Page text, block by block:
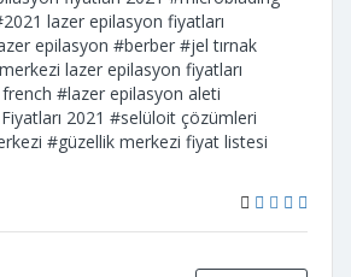
lazer epilasyon fiyatları
epilasyon #berber #jel tırnak
lazer epilasyon fiyatları
#lazer epilasyon aleti
2021 #selüloit çözümleri
#güzellik merkezi fiyat listesi